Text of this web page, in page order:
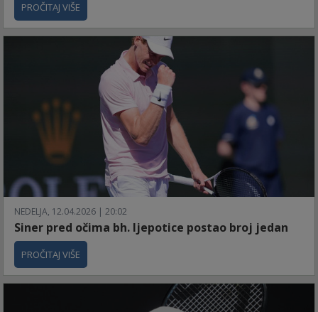
PROČITAJ VIŠE
NEDELJA, 12.04.2026 | 20:02
Siner pred očima bh. ljepotice postao broj jedan
PROČITAJ VIŠE